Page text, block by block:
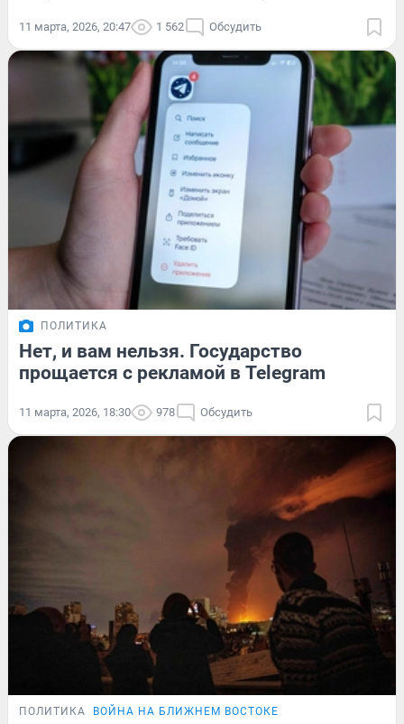
11 марта, 2026, 20:47 1 562 Обсудить
ПОЛИТИКА
Нет, и вам нельзя. Государство
прощается с рекламой в Telegram
11 марта, 2026, 18:30 978 Обсудить
ПОЛИТИКА ВОЙНА НА БЛИЖНЕМ ВОСТОКЕ